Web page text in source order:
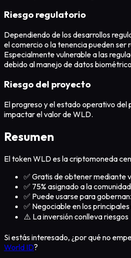
Riesgo regulatorio
Dependiendo de los desarrollos
el comercio o la tenencia pueden ser
Especialmente vulnerable a las
debido al manejo de datos
Riesgo del proyecto
El progreso y el estado operativo
impactar el valor de WLD.
Resumen
El token WLD es la criptomoneda
✅ Gratis de obtener mediante
✅ 75% asignado a la comunidad
✅ Puede usarse para
✅ Negociable en los
⚠️ La inversión conlleva riesgos
Si estás interesado, ¿por qué no
World ID?